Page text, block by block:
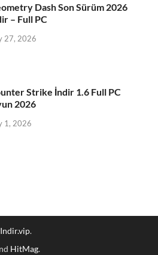
Dash Son Sürüm 2026
– Full PC
27, 2026
Strike İndir 1.6 Full PC
2026
1, 2026
.
HitMag.